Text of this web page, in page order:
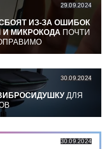
29.09.2024
ИЗ-ЗА ОШИБОК
И МИКРОКОДА ПОЧТИ
30.09.2024
ДЛЯ
30.09.2024